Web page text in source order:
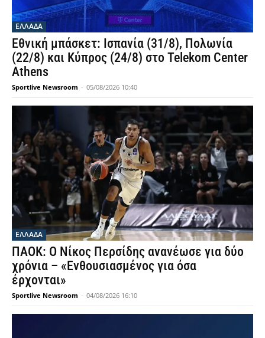
ΕΛΛΑΔΑ
Εθνική μπάσκετ: Ισπανία (31/8), Πολωνία
(22/8) και Κύπρος (24/8) στο Telekom Center
Athens
Sportlive Newsroom - 05/08/2026 10:40
ΕΛΛΑΔΑ
ΠΑΟΚ: Ο Νίκος Περσίδης ανανέωσε για δύο
χρόνια – «Ενθουσιασμένος για όσα
έρχονται»
Sportlive Newsroom - 04/08/2026 16:10